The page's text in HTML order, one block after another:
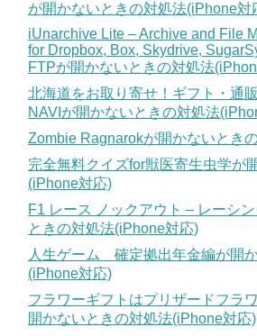
が開かないときの対処法(iPhone対
iUnarchive Lite – Archive and File
for Dropbox, Box, Skydrive,
FTPが開かないときの対処法
北海道をお取り寄せ！ギフト・通
NAVIが開かないときの対処法
Zombie Ragnarokが開かないとき
完全無料クイズfor獣医寄生虫学が
(iPhone対応)
F1 レース ノックアウト – レーシ
ときの対処法(iPhone対応)
人生ゲーム 確定拠出年金編が開
(iPhone対応)
フラワーギフトはプリザードフラ
開かないときの対処法(iPhone対応)